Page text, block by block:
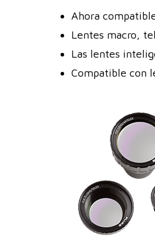
Ahora
Lentes macro,
Las lentes
Compatible con